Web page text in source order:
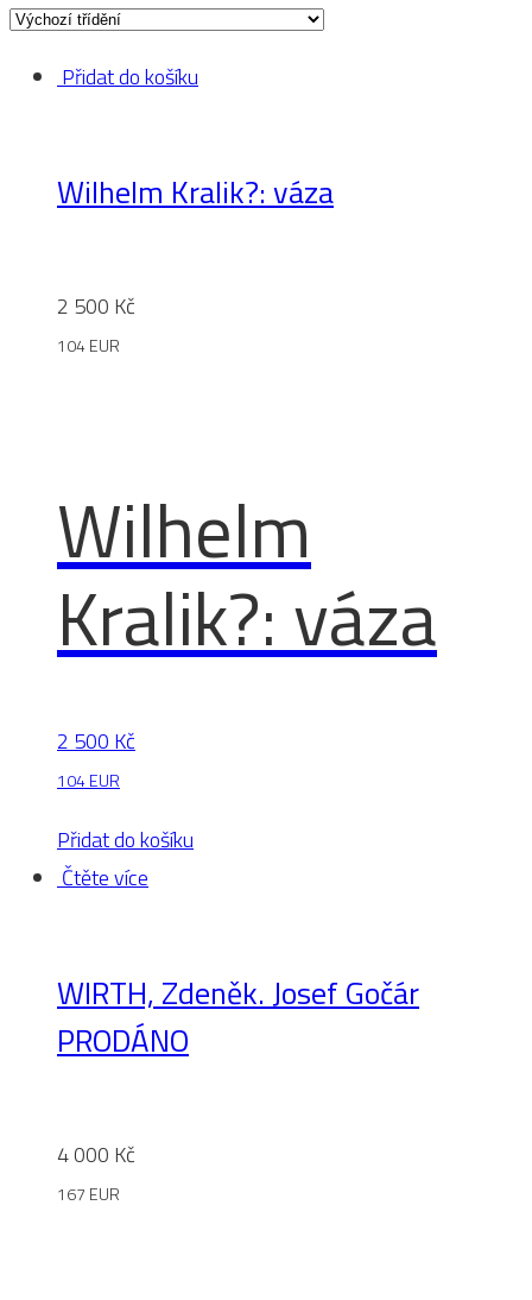
Přidat do košíku
Wilhelm Kralik?: váza
2 500 Kč
104 EUR
Wilhelm
Kralik?: váza
2 500 Kč
104 EUR
Přidat do košíku
Čtěte více
WIRTH, Zdeněk. Josef Gočár
PRODÁNO
4 000 Kč
167 EUR